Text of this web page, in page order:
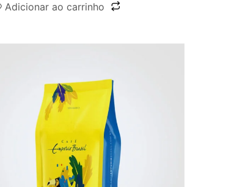
Adicionar ao carrinho